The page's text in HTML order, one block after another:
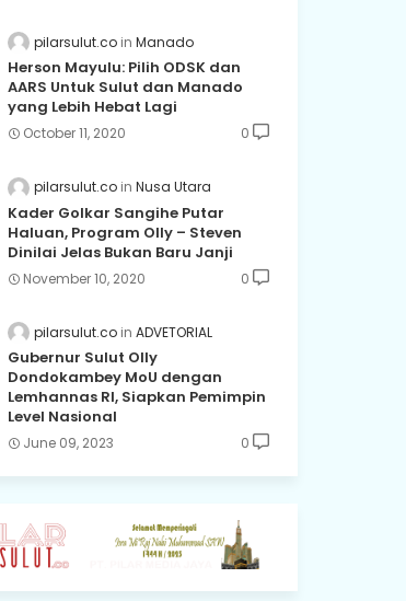
pilarsulut.co Manado
Herson Mayulu: Pilih ODSK dan
AARS Untuk Sulut dan Manado
yang Lebih Hebat Lagi
October 11, 2020 0
pilarsulut.co Nusa Utara
Kader Golkar Sangihe Putar
Haluan, Program Olly – Steven
Dinilai Jelas Bukan Baru Janji
November 10, 2020 0
pilarsulut.co ADVETORIAL
Gubernur Sulut Olly
Dondokambey MoU dengan
Lemhannas RI, Siapkan Pemimpin
Level Nasional
June 09, 2023 0